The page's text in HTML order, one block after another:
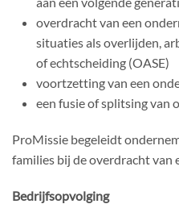
overdracht van een
situaties als overlijden,
of echtscheiding (OASE)
voortzetting van een
een fusie of splitsing van
ProMissie begeleidt
families bij de overdracht van
Bedrijfsopvolging